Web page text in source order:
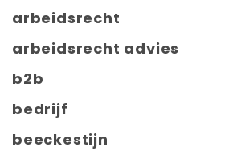
arbeidsrecht
arbeidsrecht advies
b2b
bedrijf
beeckestijn